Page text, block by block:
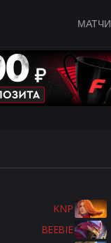
МАТЧИ
KNP
BEEBIE